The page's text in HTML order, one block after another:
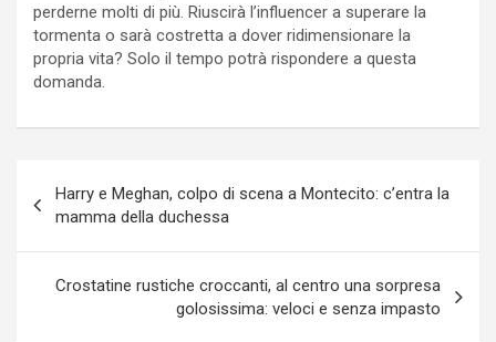
perderne molti di più. Riuscirà l’influencer a superare la
tormenta o sarà costretta a dover ridimensionare la
propria vita? Solo il tempo potrà rispondere a questa
domanda.
articoli
Harry e Meghan, colpo di scena a Montecito: c’entra la
mamma della duchessa
Crostatine rustiche croccanti, al centro una sorpresa
golosissima: veloci e senza impasto